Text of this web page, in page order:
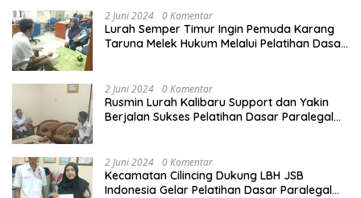
2 Juni 2024 0 Komentar
Lurah Semper Timur Ingin Pemuda Karang
Taruna Melek Hukum Melalui Pelatihan Dasar
2 Juni 2024 0 Komentar
Rusmin Lurah Kalibaru Support dan Yakin
Berjalan Sukses Pelatihan Dasar Paralegal
2 Juni 2024 0 Komentar
Kecamatan Cilincing Dukung LBH JSB
Indonesia Gelar Pelatihan Dasar Paralegal